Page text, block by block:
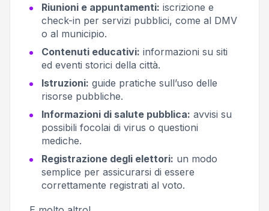
Riunioni e appuntamenti: iscrizione e
check-in per servizi pubblici, come al DMV
o al municipio.
Contenuti educativi: informazioni su siti
ed eventi storici della città.
Istruzioni: guide pratiche sull’uso delle
risorse pubbliche.
Informazioni di salute pubblica: avvisi su
possibili focolai di virus o questioni
mediche.
Registrazione degli elettori: un modo
semplice per assicurarsi di essere
correttamente registrati al voto.